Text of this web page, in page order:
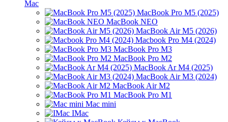
Mac
MacBook Pro M5 (2025)
MacBook NEO
MacBook Air M5 (2026)
Macbook Pro M4 (2024)
MacBook Pro M3
MacBook Pro M2
MacBook Ar M4 (2025)
MacBook Air M3 (2024)
MacBook Air M2
MacBook Pro M1
Mac mini
IMac